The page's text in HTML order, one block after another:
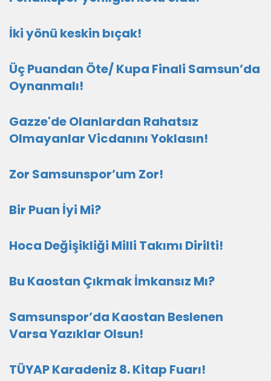
İki yönü keskin bıçak!
Üç Puandan Öte/ Kupa Finali Samsun’da
Oynanmalı!
Gazze'de Olanlardan Rahatsız
Olmayanlar Vicdanını Yoklasın!
Zor Samsunspor’um Zor!
Bir Puan İyi Mi?
Hoca Değişikliği Milli Takımı Dirilti!
Bu Kaostan Çıkmak İmkansız Mı?
Samsunspor’da Kaostan Beslenen
Varsa Yazıklar Olsun!
TÜYAP Karadeniz 8. Kitap Fuarı!